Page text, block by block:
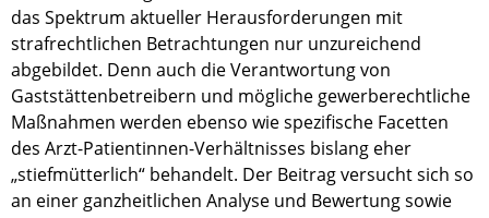
das Spektrum aktueller Herausforderungen mit
strafrechtlichen Betrachtungen nur unzureichend
abgebildet. Denn auch die Verantwortung von
Gaststättenbetreibern und mögliche gewerberechtliche
Maßnahmen werden ebenso wie spezifische Facetten
des Arzt-Patientinnen-Verhältnisses bislang eher
„stiefmütterlich“ behandelt. Der Beitrag versucht sich so
an einer ganzheitlichen Analyse und Bewertung sowie